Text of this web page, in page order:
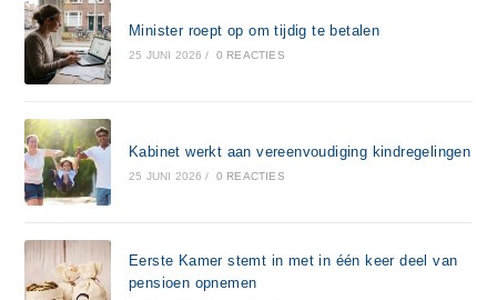
Minister roept op om tijdig te betalen
25 JUNI 2026 / 0 REACTIES
Kabinet werkt aan vereenvoudiging kindregelingen
25 JUNI 2026 / 0 REACTIES
Eerste Kamer stemt in met in één keer deel van
pensioen opnemen